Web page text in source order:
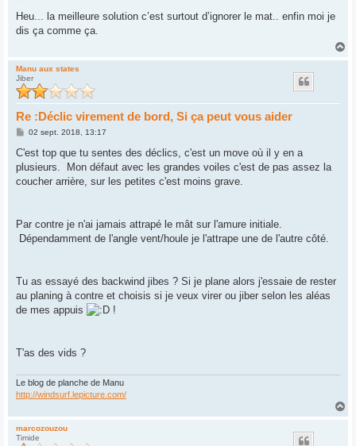
s
a
Heu... la meilleure solution c’est surtout d’ignorer le mat.. enfin moi je
dis ça comme ça.
Manu aux states
Jiber
Re :Déclic virement de bord, Si ça peut vous aider
M
s
a
g
02 sept. 2018, 13:17
C'est top que tu sentes des déclics, c'est un move où il y en a
plusieurs. Mon défaut avec les grandes voiles c'est de pas assez la
coucher arrière, sur les petites c'est moins grave.
Par contre je n'ai jamais attrapé le mât sur l'amure initiale.
Dépendamment de l'angle vent/houle je l'attrape une de l'autre côté.
Tu as essayé des backwind jibes ? Si je plane alors j'essaie de rester
au planing à contre et choisis si je veux virer ou jiber selon les aléas
de mes appuis
!
T'as des vids ?
Le blog de planche de Manu
http://windsurf.lepicture.com/
a
marcozouzou
Timide